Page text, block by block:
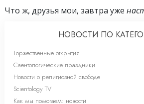
Что ж, друзья мои, завтра уже
НОВОСТИ ПО
Торжественные открытия
Саентологические праздники
Новости о религиозной свободе
Scientology TV
Как мы помогаем: новости